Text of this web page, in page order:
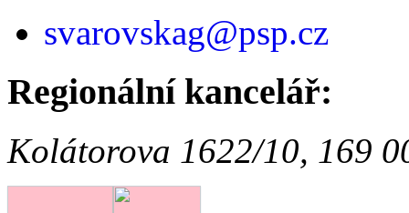
svarovskag@psp.cz
Regionální kancelář:
Kolátorova 1622/10, 169